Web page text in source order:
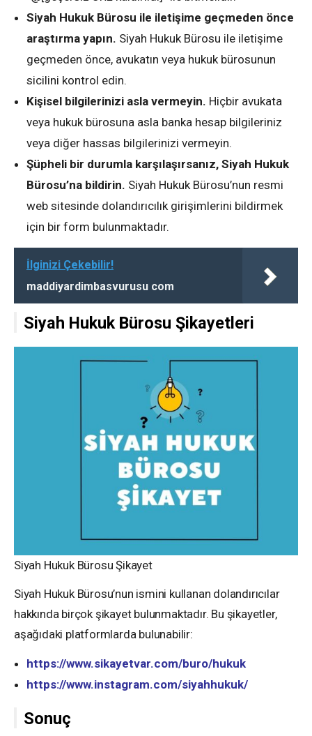
Siyah Hukuk Bürosu ile iletişime geçmeden önce
araştırma yapın. Siyah Hukuk Bürosu ile iletişime
geçmeden önce, avukatın veya hukuk bürosunun
sicilini kontrol edin.
Kişisel bilgilerinizi asla vermeyin. Hiçbir avukata
veya hukuk bürosuna asla banka hesap bilgileriniz
veya diğer hassas bilgilerinizi vermeyin.
Şüpheli bir durumla karşılaşırsanız, Siyah Hukuk
Bürosu’na bildirin. Siyah Hukuk Bürosu’nun resmi
web sitesinde dolandırıcılık girişimlerini bildirmek
için bir form bulunmaktadır.
İlginizi Çekebilir!
maddiyardimbasvurusu com
Siyah Hukuk Bürosu Şikayetleri
Siyah Hukuk Bürosu Şikayet
Siyah Hukuk Bürosu’nun ismini kullanan dolandırıcılar
hakkında birçok şikayet bulunmaktadır. Bu şikayetler,
aşağıdaki platformlarda bulunabilir:
https://www.sikayetvar.com/buro/hukuk
https://www.instagram.com/siyahhukuk/
Sonuç